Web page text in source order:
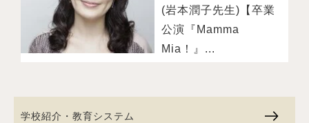
(岩本潤子先生)【卒業
公演『Mamma
Mia！』...
学校紹介・教育システム